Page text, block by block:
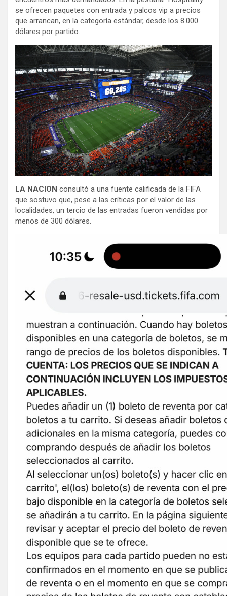
se ofrecen paquetes con entrada y palcos vip a precios
que arrancan, en la categoría estándar, desde los 8.000
dólares por partido.
LA NACION consultó a una fuente calificada de la FIFA
que sostuvo que, pese a las críticas por el valor de las
localidades, un tercio de las entradas fueron vendidas por
menos de 300 dólares.